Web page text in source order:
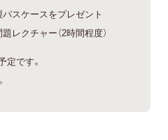
スケースをプレゼント
レクチャー（2時間程度）
定です。